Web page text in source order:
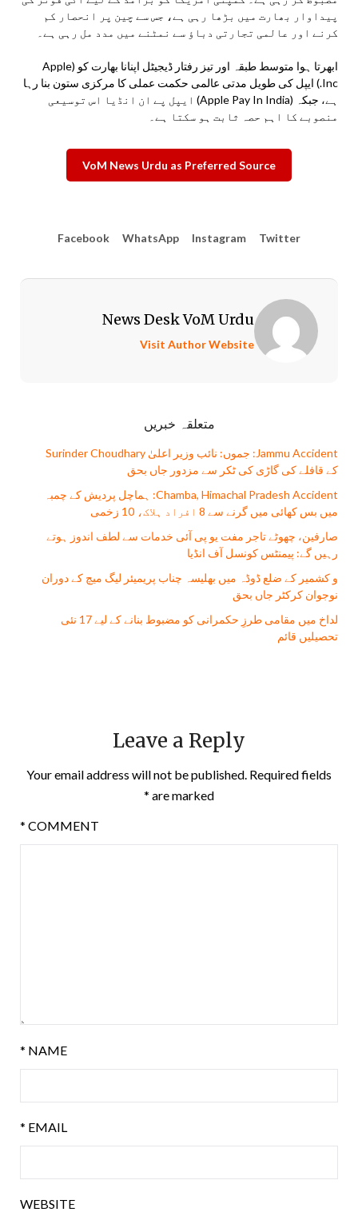
پیداوار بھارت میں بڑھا رہی ہے، جس سے چین پر انحصار کم
کرنے اور عالمی تجارتی دباؤ سے نمٹنے میں مدد مل رہی ہے۔
ابھرتا ہوا متوسط طبقہ اور تیز رفتار ڈیجیٹل اپنانا بھارت کو (Apple
Inc.) ایپل کی طویل مدتی عالمی حکمت عملی کا مرکزی ستون بنا رہا
ہے، جبکہ (Apple Pay In India) ایپل پے ان انڈیا اس توسیعی
منصوبے کا اہم حصہ ثابت ہو سکتا ہے۔
VoM News Urdu as Preferred Source
Facebook WhatsApp Instagram Twitter
News Desk VoM Urdu
Visit Author Website
متعلقہ خبریں
Jammu Accident: جموں: نائب وزیر اعلیٰ Surinder Choudhary
کے قافلے کی گاڑی کی ٹکر سے مزدور جاں بحق
Chamba, Himachal Pradesh Accident: ہماچل پردیش کے چمبہ
میں بس کھائی میں گرنے سے 8 افراد ہلاک، 10 زخمی
صارفین، چھوٹے تاجر مفت يو پی آئی خدمات سے لطف اندوز ہوتے
رہیں گے: پیمنٹس کونسل آف انڈیا
و کشمیر کے ضلع ڈوڈہ میں بھلیسہ چناب پریمیئر لیگ میچ کے دوران
نوجوان کرکٹر جاں بحق
لداخ میں مقامی طرزِ حکمرانی کو مضبوط بنانے کے لیے 17 نئی
تحصیلیں قائم
Leave a Reply
Your email address will not be published. Required fields
are marked
*
COMMENT
*
NAME
*
EMAIL
*
WEBSITE